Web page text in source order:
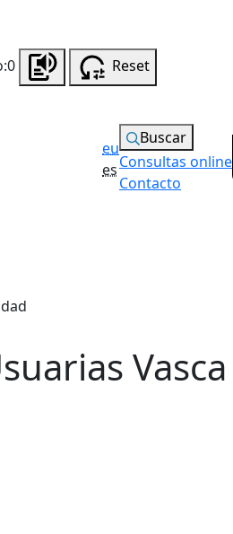
Reset
eu
es
Buscar
Consultas online
Contacto
Vasca